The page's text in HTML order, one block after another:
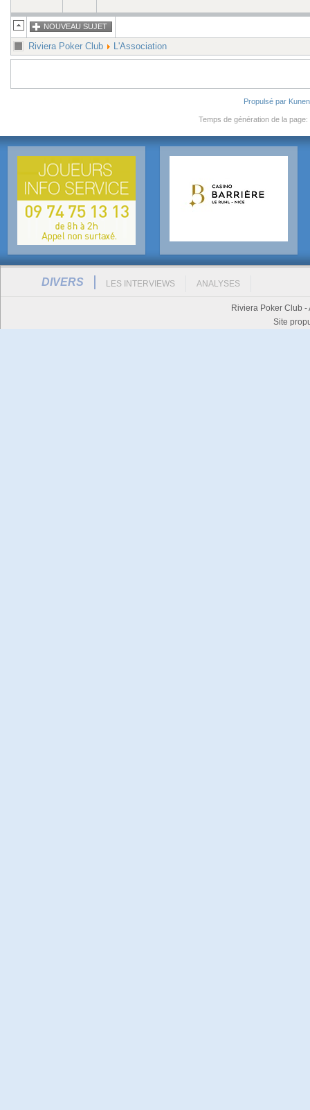
NOUVEAU SUJET
Riviera Poker Club L'Association
Propulsé par
Temps de génération de la
DIVERS LES INTERVIEWS ANALYSES
Riviera Poker Club
Site